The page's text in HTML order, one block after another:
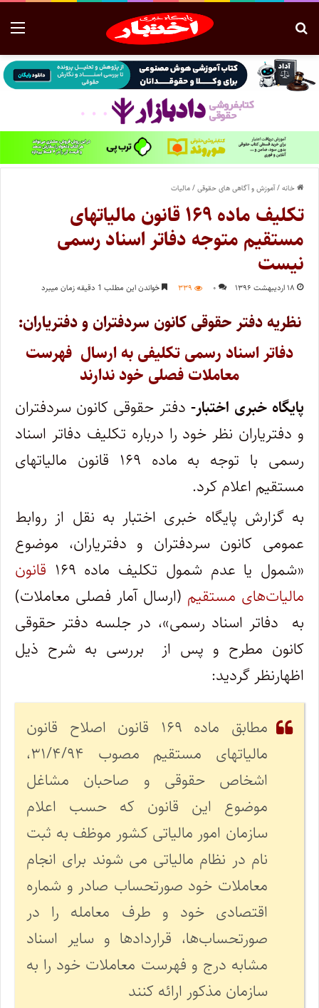
خانه/آموزش و آگاهی های حقوقی/مالیات
تکلیف ماده ۱۶۹ قانون مالیاتهای
مستقیم متوجه دفاتر اسناد رسمی
نیست
۱۸ اردیبهشت ۱۳۹۶ ۰ ۳۳۹ خواندن این مطلب 1 دقیقه زمان میبرد
نظریه دفتر حقوقی کانون سردفتران و دفتریاران:
دفاتر اسناد رسمی تکلیفی به ارسال فهرست
معاملات فصلی خود ندارند
پایگاه خبری اختبار- دفتر حقوقی کانون سردفتران
و دفتریاران نظر خود را درباره تکلیف دفاتر اسناد
رسمی با توجه به ماده ۱۶۹ قانون مالیاتهای
مستقیم اعلام کرد.
به گزارش پایگاه خبری اختبار به نقل از روابط
عمومی کانون سردفتران و دفتریاران،‌ موضوع
«شمول یا عدم شمول تکلیف ماده ۱۶۹
قانون
مالیات‌های مستقیم (ارسال آمار فصلی معاملات)
به دفاتر اسناد رسمی»، در جلسه دفتر حقوقی
کانون مطرح و پس از بررسی به شرح ذیل
اظهارنظر گردید:
مطابق ماده ۱۶۹ قانون اصلاح قانون
مالیاتهای مستقیم مصوب ۳۱/۴/۹۴،
اشخاص حقوقی و صاحبان مشاغل
موضوع این قانون که حسب اعلام
سازمان امور مالیاتی کشور موظف به ثبت
نام در نظام مالیاتی می شوند برای انجام
معاملات خود صورتحساب صادر و شماره
اقتصادی خود و طرف معامله را در
صورتحساب‌ها، قراردادها و سایر اسناد
مشابه درج و فهرست معاملات خود را به
سازمان مذکور ارائه کنند